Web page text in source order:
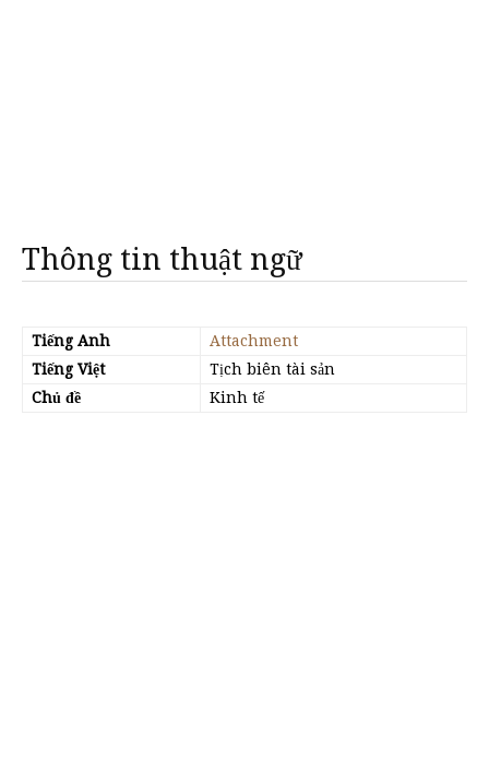
Thông tin thuật ngữ
Tiếng Anh
Attachment
Tiếng Việt
Tịch biên tài sản
Chủ đề
Kinh tế